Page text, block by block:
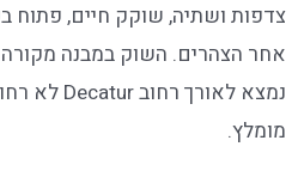
צדפות ושתיה, שוקק חיים, פתוח
אחר הצהרים. השוק במבנה מקורה
מומלץ.